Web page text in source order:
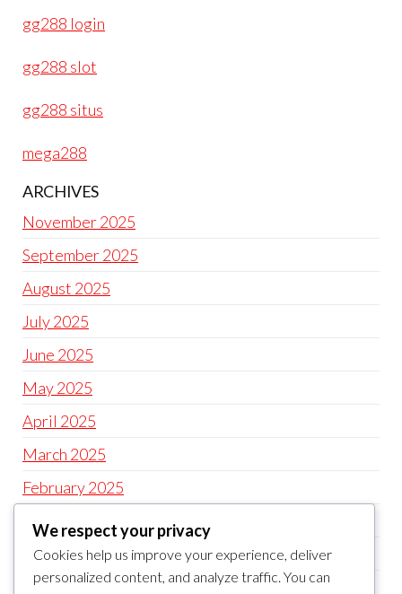
gg288 login
gg288 slot
gg288 situs
mega288
ARCHIVES
November 2025
September 2025
August 2025
July 2025
June 2025
May 2025
April 2025
March 2025
February 2025
January 2025
December 2024
November 2024
We respect your privacy
Cookies help us improve your experience, deliver
personalized content, and analyze traffic. You can